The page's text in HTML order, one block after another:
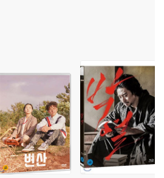
생 관련 안내
데이터 전송이 필요하므로 4K전용 플레
불어 플레이어 소프트웨어 최신 버전의 업데
어와 3D 지원 TV를 통해서만 재생 가능합
태
아웃케이스 주름, 모서리 눌림 및 갈라짐이
하실 경우 미개봉 상태로 문의 부탁드립니
290만 관객을 동원한 바 있는 이준익
통 사극